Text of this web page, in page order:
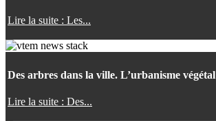
Lire la suite : Les...
Des arbres dans la ville. L’urbanisme végétal
Lire la suite : Des...